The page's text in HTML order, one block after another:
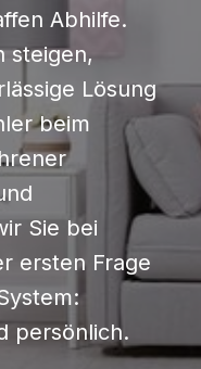
Abhilfe.
steigen,
Lösung
beim
Sie bei
ersten Frage
persönlich.